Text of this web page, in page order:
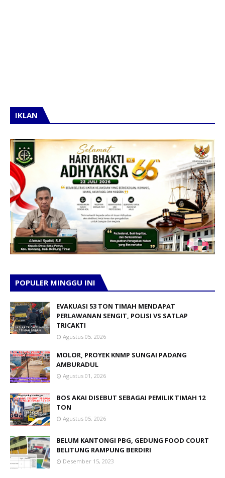
IKLAN
POPULER MINGGU INI
EVAKUASI 53 TON TIMAH MENDAPAT
PERLAWANAN SENGIT, POLISI VS SATLAP
TRICAKTI
Agustus 05, 2026
MOLOR, PROYEK KNMP SUNGAI PADANG
AMBURADUL
Agustus 01, 2026
BOS AKAI DISEBUT SEBAGAI PEMILIK TIMAH 12
TON
Agustus 05, 2026
BELUM KANTONGI PBG, GEDUNG FOOD COURT
BELITUNG RAMPUNG BERDIRI
Desember 15, 2023